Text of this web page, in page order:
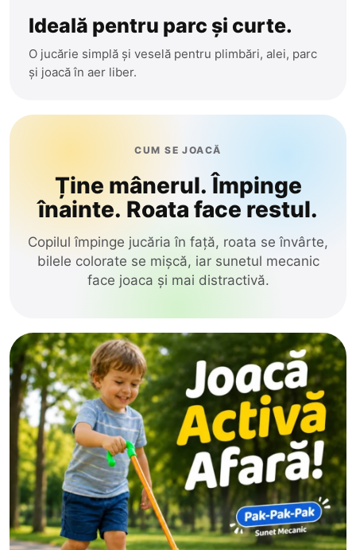
Ideală pentru parc și curte.
O jucărie simplă și veselă pentru plimbări, alei, parc
și joacă în aer liber.
CUM SE JOACĂ
Ține mânerul. Împinge
înainte. Roata face restul.
Copilul împinge jucăria în față, roata se învârte,
bilele colorate se mișcă, iar sunetul mecanic
face joaca și mai distractivă.
Muzicale
Mașinuțe
Figurine Animale
Stil & Frumusețe
Construcție
Educative
Jocuri
Păpuși
Circuit Masini
Drochia
Glodeni
Hincesti
Ialoveni
Ocnita
Orhei
Rezina
Riscani
Singerei
Soldanesti
Soroca